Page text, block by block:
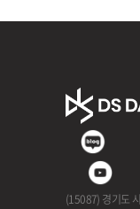
(15087) 경기도